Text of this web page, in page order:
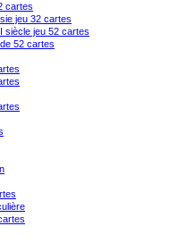
cartes
jeu 32 cartes
siècle jeu 52 cartes
52 cartes